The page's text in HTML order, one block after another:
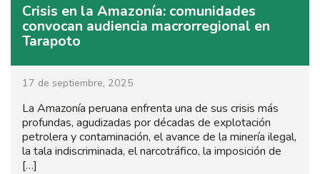
Crisis en la Amazonía: comunidades
convocan audiencia macrorregional en
Tarapoto
17 de septiembre, 2025
La Amazonía peruana enfrenta una de sus crisis más
profundas, agudizadas por décadas de explotación
petrolera y contaminación, el avance de la minería ilegal,
la tala indiscriminada, el narcotráfico, la imposición de
[…]